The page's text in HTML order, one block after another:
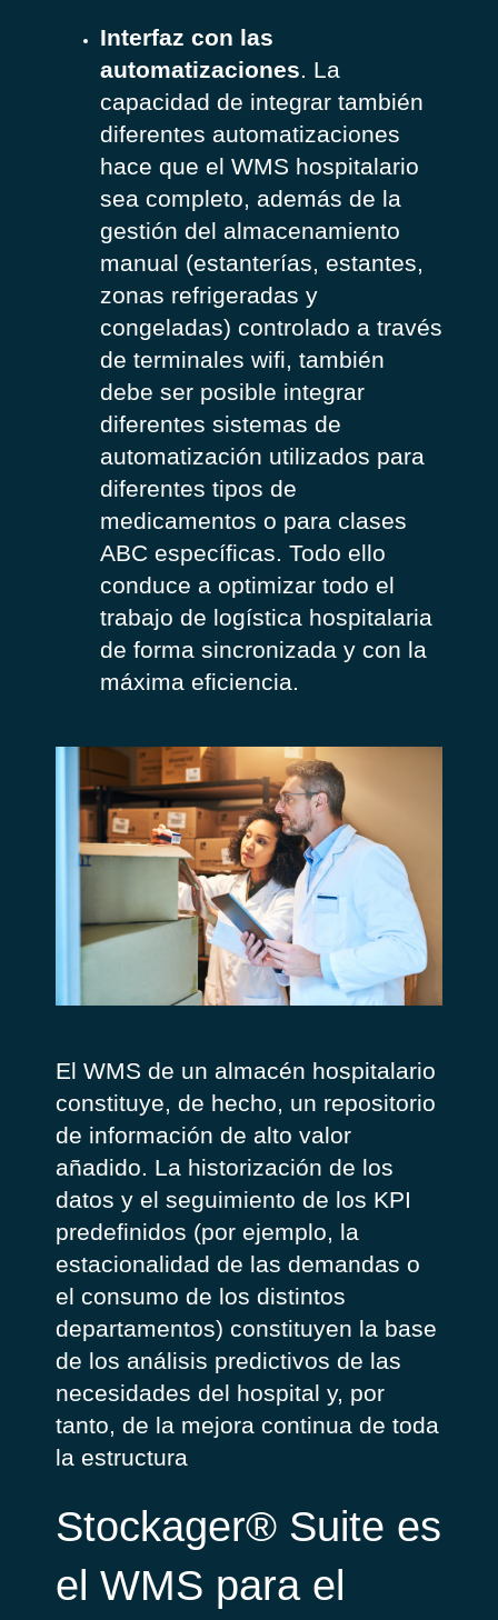
Interfaz con las
automatizaciones. La
capacidad de integrar también
diferentes automatizaciones
hace que el WMS hospitalario
sea completo, además de la
gestión del almacenamiento
manual (estanterías, estantes,
zonas refrigeradas y
congeladas) controlado a través
de terminales wifi, también
debe ser posible integrar
diferentes sistemas de
automatización utilizados para
diferentes tipos de
medicamentos o para clases
ABC específicas. Todo ello
conduce a optimizar todo el
trabajo de logística hospitalaria
de forma sincronizada y con la
máxima eficiencia.
El WMS de un almacén hospitalario
constituye, de hecho, un repositorio
de información de alto valor
añadido. La historización de los
datos y el seguimiento de los KPI
predefinidos (por ejemplo, la
estacionalidad de las demandas o
el consumo de los distintos
departamentos) constituyen la base
de los análisis predictivos de las
necesidades del hospital y, por
tanto, de la mejora continua de toda
la estructura
Stockager® Suite es
el WMS para el